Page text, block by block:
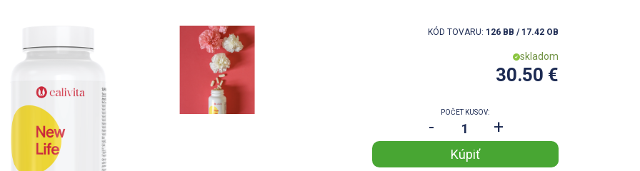
KÓD TOVARU: 126 BB / 17.42 OB
skladom
30.50 €
POČET KUSOV:
- +